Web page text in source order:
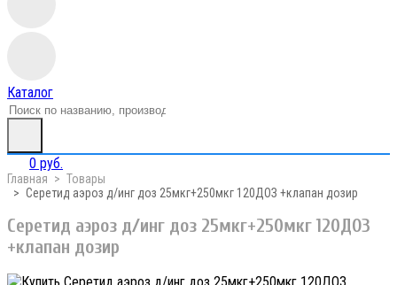
Каталог
0 руб.
Главная
Товары
Серетид аэроз д/инг доз 25мкг+250мкг 120ДОЗ +клапан дозир
Серетид аэроз д/инг доз 25мкг+250мкг 120ДОЗ
+клапан дозир